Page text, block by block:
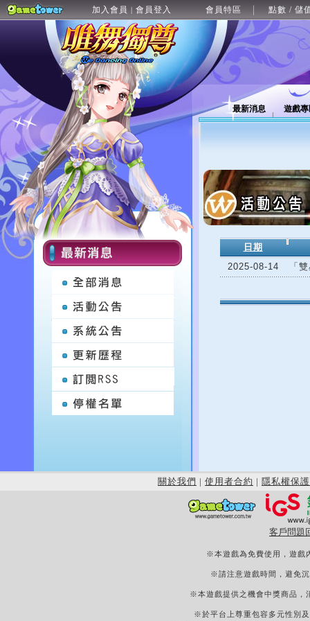
加入會員 | 會員登入 會員特區 點數 / 儲
最新消息 遊戲
日期
2025-08-14
「
關於我們 | 使用者合約 | 隱私權保護
客戶問題
※本遊戲為免費使用，遊戲
※請注意遊戲時間，避免
※本遊戲提供之機會中獎商品，
※於平台上尊重包容多元性別